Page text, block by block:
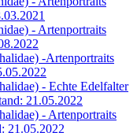
- Artenportraits
-Artenportraits
- Echte Edelfalter
21.05.2022
- Artenportraits
21.05.2022